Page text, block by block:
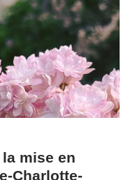
mise en
Charlotte-